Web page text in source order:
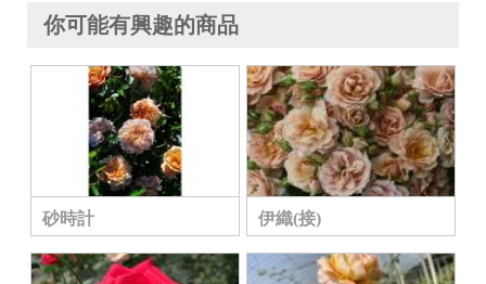
你可能有興趣的商品
砂時計 伊織(接)